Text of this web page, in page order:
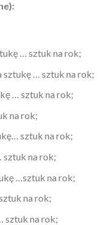
… sztuk na rok;
sztukę … sztuk na rok;
… sztuk na rok;
na rok;
sztuk na rok;
sztuk na rok;
…sztuk na rok;
na rok;
sztuk na rok;